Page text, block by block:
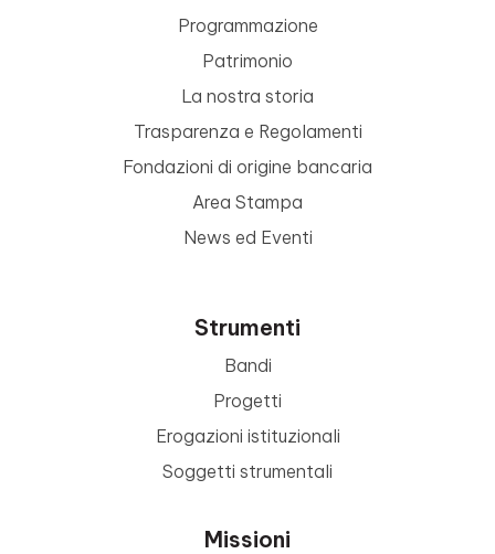
Programmazione
Patrimonio
La nostra storia
Trasparenza e Regolamenti
Fondazioni di origine bancaria
Area Stampa
News ed Eventi
Strumenti
Bandi
Progetti
Erogazioni istituzionali
Soggetti strumentali
Missioni